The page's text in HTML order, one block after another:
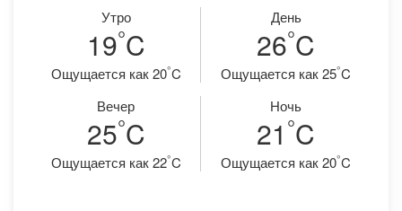
Утро
19°C
Ощущается как 20°C
День
26°C
Ощущается как 25°C
Вечер
25°C
Ощущается как 22°C
Ночь
21 °C
Ощущается как 20°C